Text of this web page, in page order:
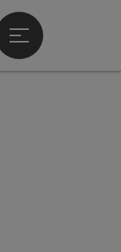
sonnig
Hauptmenü öffnen